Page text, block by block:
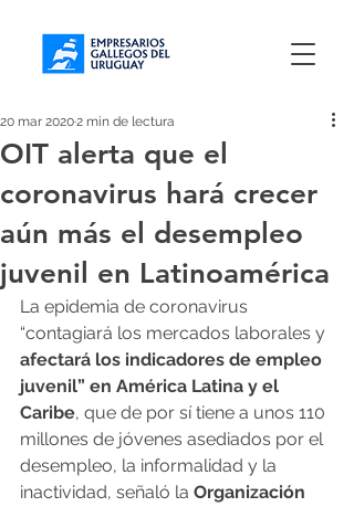
OIT alerta que el
coronavirus hará crecer
aún más el desempleo
juvenil en Latinoamérica
20 mar 20202 min de lectura
La epidemia de coronavirus
“contagiará los mercados laborales y
afectará los indicadores de empleo
juvenil” en América Latina y el
Caribe, que de por sí tiene a unos 110
millones de jóvenes asediados por el
desempleo, la informalidad y la
inactividad, señaló la Organización